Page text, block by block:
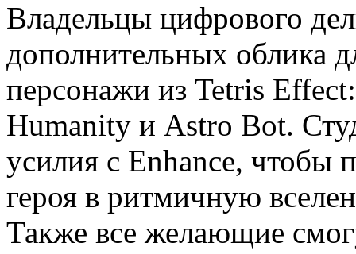
Владельцы цифрового
дополнительных облика
персонажи из Tetris
Humanity и Astro Bot.
усилия с Enhance, чтобы
героя в ритмичную
Также все желающие